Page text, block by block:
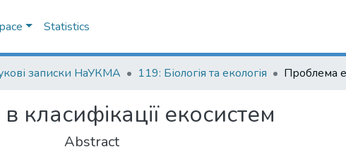
Statistics
записки НаУКМА 119: Біологія та екологія
класифікації екосистем
Abstract